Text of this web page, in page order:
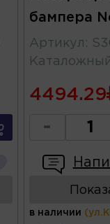
бампера
Артикул :
4494.29
-
в наличии